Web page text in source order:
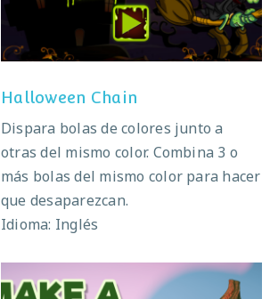
Halloween Chain
Dispara bolas de colores junto a
otras del mismo color. Combina 3 o
más bolas del mismo color para hacer
que desaparezcan.
Idioma: Inglés